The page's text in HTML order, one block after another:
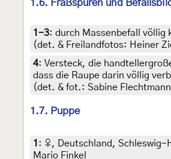
1.6. Fraßspuren und
1-3: durch Massenbefall völlig
(det. & Freilandfotos: Heiner
4: Versteck, die
dass die Raupe darin völlig
(det. & fot.: Sabine
1.7. Puppe
1 : ♀, Deutschland, Schleswig-
Mario Finkel